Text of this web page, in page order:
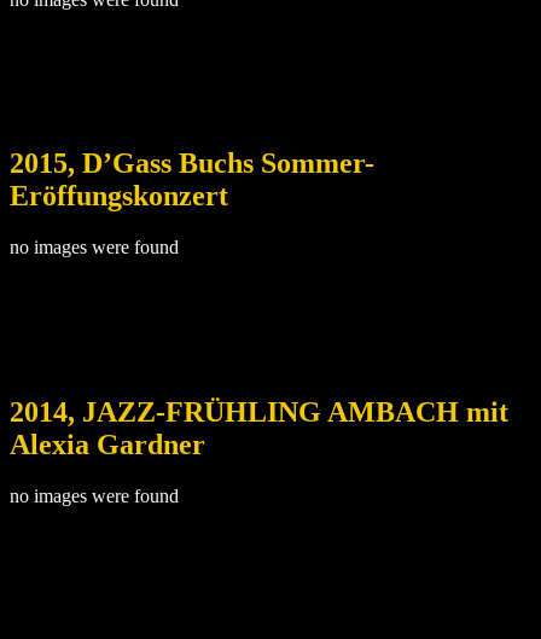
2015, D’Gass Buchs Sommer-
Eröffungskonzert
no images were found
2014, JAZZ-FRÜHLING AMBACH mit
Alexia Gardner
no images were found